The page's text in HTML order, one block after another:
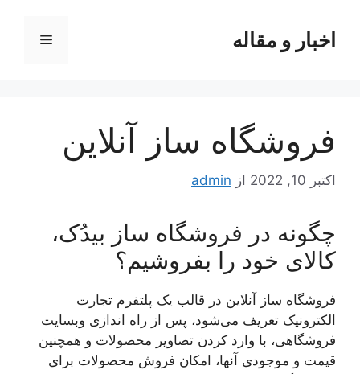
محتوااخبار و مقاله فهرست
فروشگاه ساز آنلاین
اکتبر 10, 2022 از admin
چگونه در فروشگاه ساز بیدُک،
کالای خود را بفروشیم؟
فروشگاه ساز آنلاین در قالب یک پلتفرم تجارت
الکترونیک تعریف می‌شود، پس از راه اندازی وبسایت
فروشگاهی، با وارد کردن تصاویر محصولات و همچنین
قیمت و موجودی آنها، امکان فروش محصولات برای